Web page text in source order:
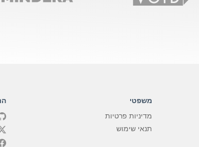
משפטי
מדיניות פרטיות
תנאי שימוש